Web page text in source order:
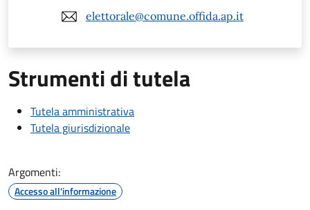
elettorale@comune.offida.ap.it
Strumenti di tutela
Tutela amministrativa
Tutela giurisdizionale
Argomenti:
Accesso all'informazione